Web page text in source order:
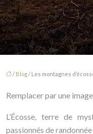
/ Blog/ Les montagnes
Remplacer par une
L’Écosse, terre de
passionnés de